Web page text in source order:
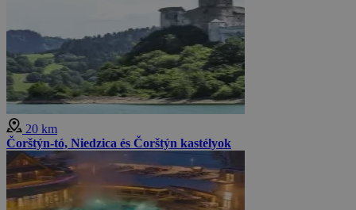
20 km
Čorštýn-tó, Niedzica és Čorštýn kastélyok